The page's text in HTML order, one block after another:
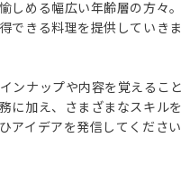
しめる幅広い年齢層の方々。
できる料理を提供していきま
ンナップや内容を覚えるこ
に加え、さまざまなスキル
アイデアを発信してくださ